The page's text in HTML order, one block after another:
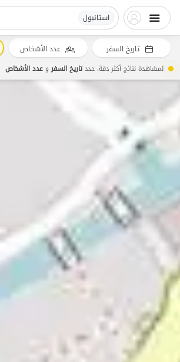
استانبول
تاريخ السفر عدد الأشخاص
لمشاهدة نتائج أكثر دقة، حددتاريخ السفروعدد الأشخاص